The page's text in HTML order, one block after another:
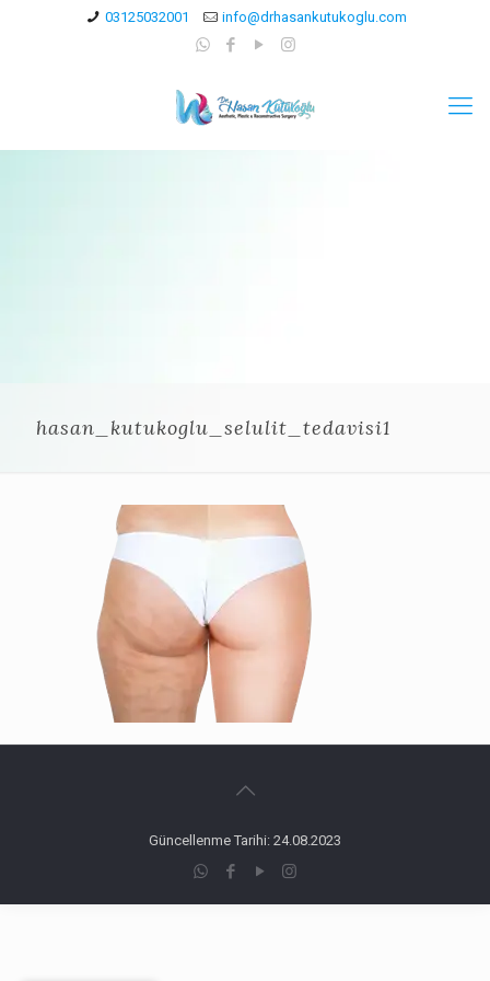
03125032001 info@drhasankutukoglu.com
hasan_kutukoglu_selulit_tedavisi1
Güncellenme Tarihi: 24.08.2023